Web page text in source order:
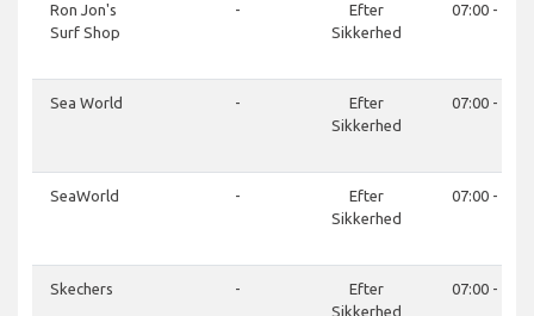
Ron Jon's
Surf Shop
-
Efter
Sikkerhed
07:00 -
Sea World -
Efter
Sikkerhed
07:00 -
SeaWorld -
Efter
Sikkerhed
07:00 -
Skechers -
Efter
Sikkerhed
07:00 -